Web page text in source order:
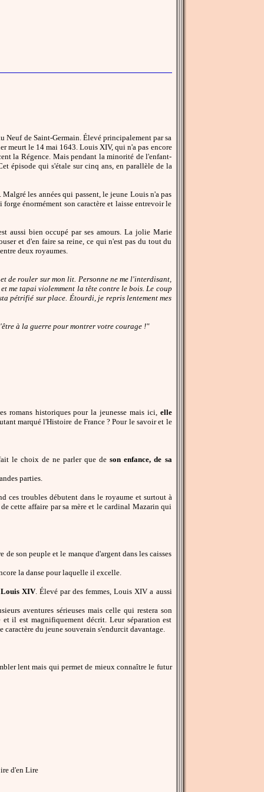
de Saint-Germain. Élevé principalement par sa
meurt le 14 mai 1643. Louis XIV, qui n'a pas encore
la Régence. Mais pendant la minorité de l'enfant-
épisode qui s'étale sur cinq ans, en parallèle de la
les années qui passent, le jeune Louis n'a pas
énormément son caractère et laisse entrevoir le
aussi bien occupé par ses amours. La jolie Marie
et d'en faire sa reine, ce qui n'est pas du tout du
deux royaumes.
de rouler sur mon lit. Personne ne me l'interdisant,
me tapai violemment la tête contre le bois. Le coup
pétrifié sur place. Étourdi, je repris lentement mes
à la guerre pour montrer votre courage !"
romans historiques pour la jeunesse mais ici, elle
marqué l'Histoire de France ? Pour le savoir et le
le choix de ne parler que deson enfance, de sa
parties.
ces troubles débutent dans le royaume et surtout à
cette affaire par sa mère et le cardinal Mazarin qui
son peuple et le manque d'argent dans les caisses
la danse pour laquelle il excelle.
Louis XIV. Élevé par des femmes, Louis XIV a aussi
aventures sérieuses mais celle qui restera son
il est magnifiquement décrit. Leur séparation est
du jeune souverain s'endurcit davantage.
lent mais qui permet de mieux connaître le futur
d'en Lire